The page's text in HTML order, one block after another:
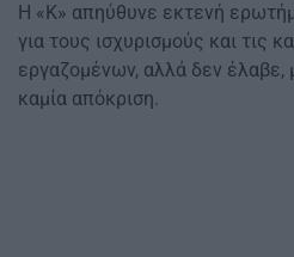
Η «Κ» απηύθυνε εκτενή
για τους ισχυρισμούς και τις
εργαζομένων, αλλά δεν έλαβε,
καμία απόκριση.